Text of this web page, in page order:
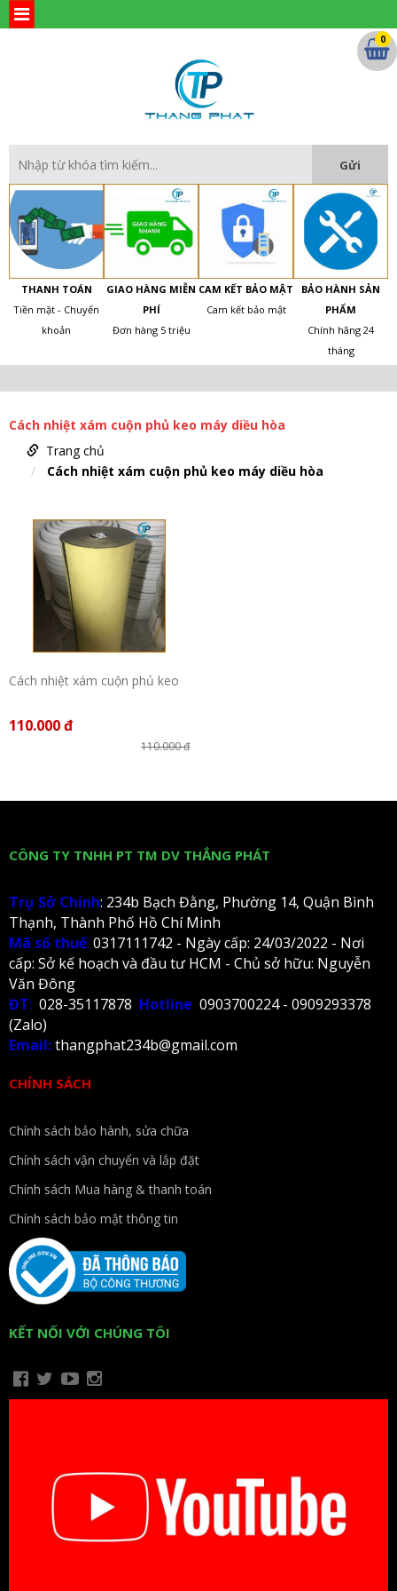
THANH TOÁN
Tiền mặt - Chuyển
khoản
GIAO HÀNG MIỄN
PHÍ
Đơn hàng 5 triệu
CAM KẾT BẢO MẬT
Cam kết bảo mật
BẢO HÀNH SẢN
PHẨM
Chính hãng 24
tháng
0
Cách nhiệt xám cuộn phủ keo máy diều hòa
Trang chủ
Cách nhiệt xám cuộn phủ keo máy diều hòa
Cách nhiệt xám cuộn phủ keo
110.000 đ
110.000 đ
CÔNG TY TNHH PT TM DV THẮNG PHÁT
Trụ Sở Chính: 234b Bạch Đằng, Phường 14, Quận Bình
Thạnh, Thành Phố Hồ Chí Minh
Mã số thuế: 0317111742 - Ngày cấp: 24/03/2022 - Nơi
cấp: Sở kế hoạch và đầu tư HCM - Chủ sở hữu: Nguyễn
Văn Đông
ĐT: 028-35117878 Hotline 0903700224 - 0909293378
(Zalo)
Email:thangphat234b@gmail.com
CHÍNH SÁCH
Chính sách bảo hành, sửa chữa
Chính sách vận chuyển và lắp đặt
Chính sách Mua hàng & thanh toán
Chính sách bảo mật thông tin
KẾT NỐI VỚI CHÚNG TÔI